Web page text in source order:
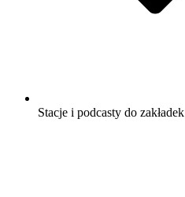
Stacje i podcasty do zakładek